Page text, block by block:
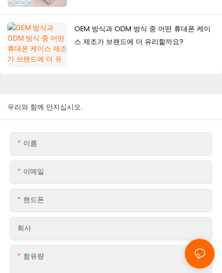
OEM 방식과 ODM 방식 중 어떤 휴대폰 케이
스 제조가 브랜드에 더 유리할까요?
우리와 함께 만지십시오.
이름
이메일
핸드폰
회사
함유량